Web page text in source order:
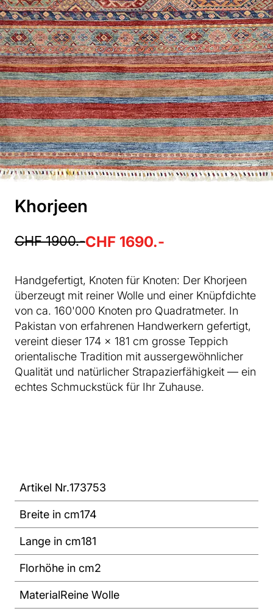
Khorjeen
CHF 1900.-CHF 1690.-
Handgefertigt, Knoten für Knoten: Der Khorjeen
überzeugt mit reiner Wolle und einer Knüpfdichte
von ca. 160'000 Knoten pro Quadratmeter. In
Pakistan von erfahrenen Handwerkern gefertigt,
vereint dieser 174 × 181 cm grosse Teppich
orientalische Tradition mit aussergewöhnlicher
Qualität und natürlicher Strapazierfähigkeit — ein
echtes Schmuckstück für Ihr Zuhause.
Artikel Nr.173753
Breite in cm174
Lange in cm181
Florhöhe in cm2
MaterialReine Wolle